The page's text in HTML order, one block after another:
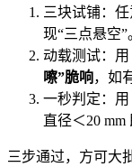
三块试铺：
现“三点悬空”
动载测试：用
嚓”脆响 ，如
一秒判定：用
直径＜20 mm
三步通过，方可大